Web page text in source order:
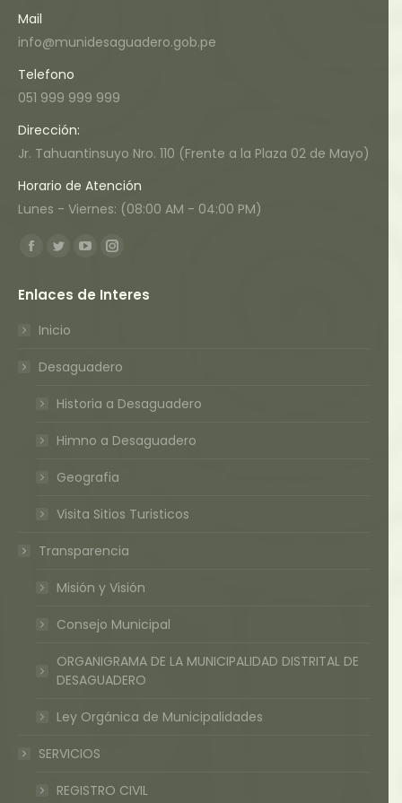
Mail
info@munidesaguadero.gob.pe
Telefono
051 999 999 999
Dirección:
Jr. Tahuantinsuyo Nro. 110 (Frente a la Plaza 02 de Mayo)
Horario de Atención
Lunes - Viernes: (08:00 AM - 04:00 PM)
Encuéntranos en:
Facebook
opens
in
window
Twitter
opens
in
window
YouTube
opens
window
Instagram
opens
window
Enlaces de Interes
Inicio
Desaguadero
Historia a Desaguadero
Himno a Desaguadero
Geografia
Visita Sitios Turisticos
Transparencia
Misión y Visión
Consejo Municipal
ORGANIGRAMA DE LA MUNICIPALIDAD DISTRITAL DE
DESAGUADERO
Ley Orgánica de Municipalidades
SERVICIOS
REGISTRO CIVIL